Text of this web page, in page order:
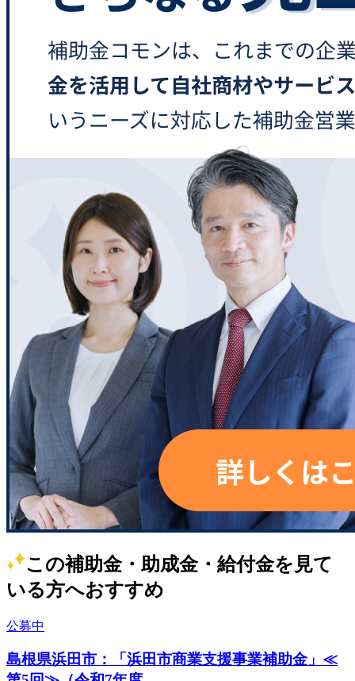
この補助金・助成金・給付金を見て
いる方へおすすめ
公募中
島根県浜田市：「浜田市商業支援事業補助金」≪